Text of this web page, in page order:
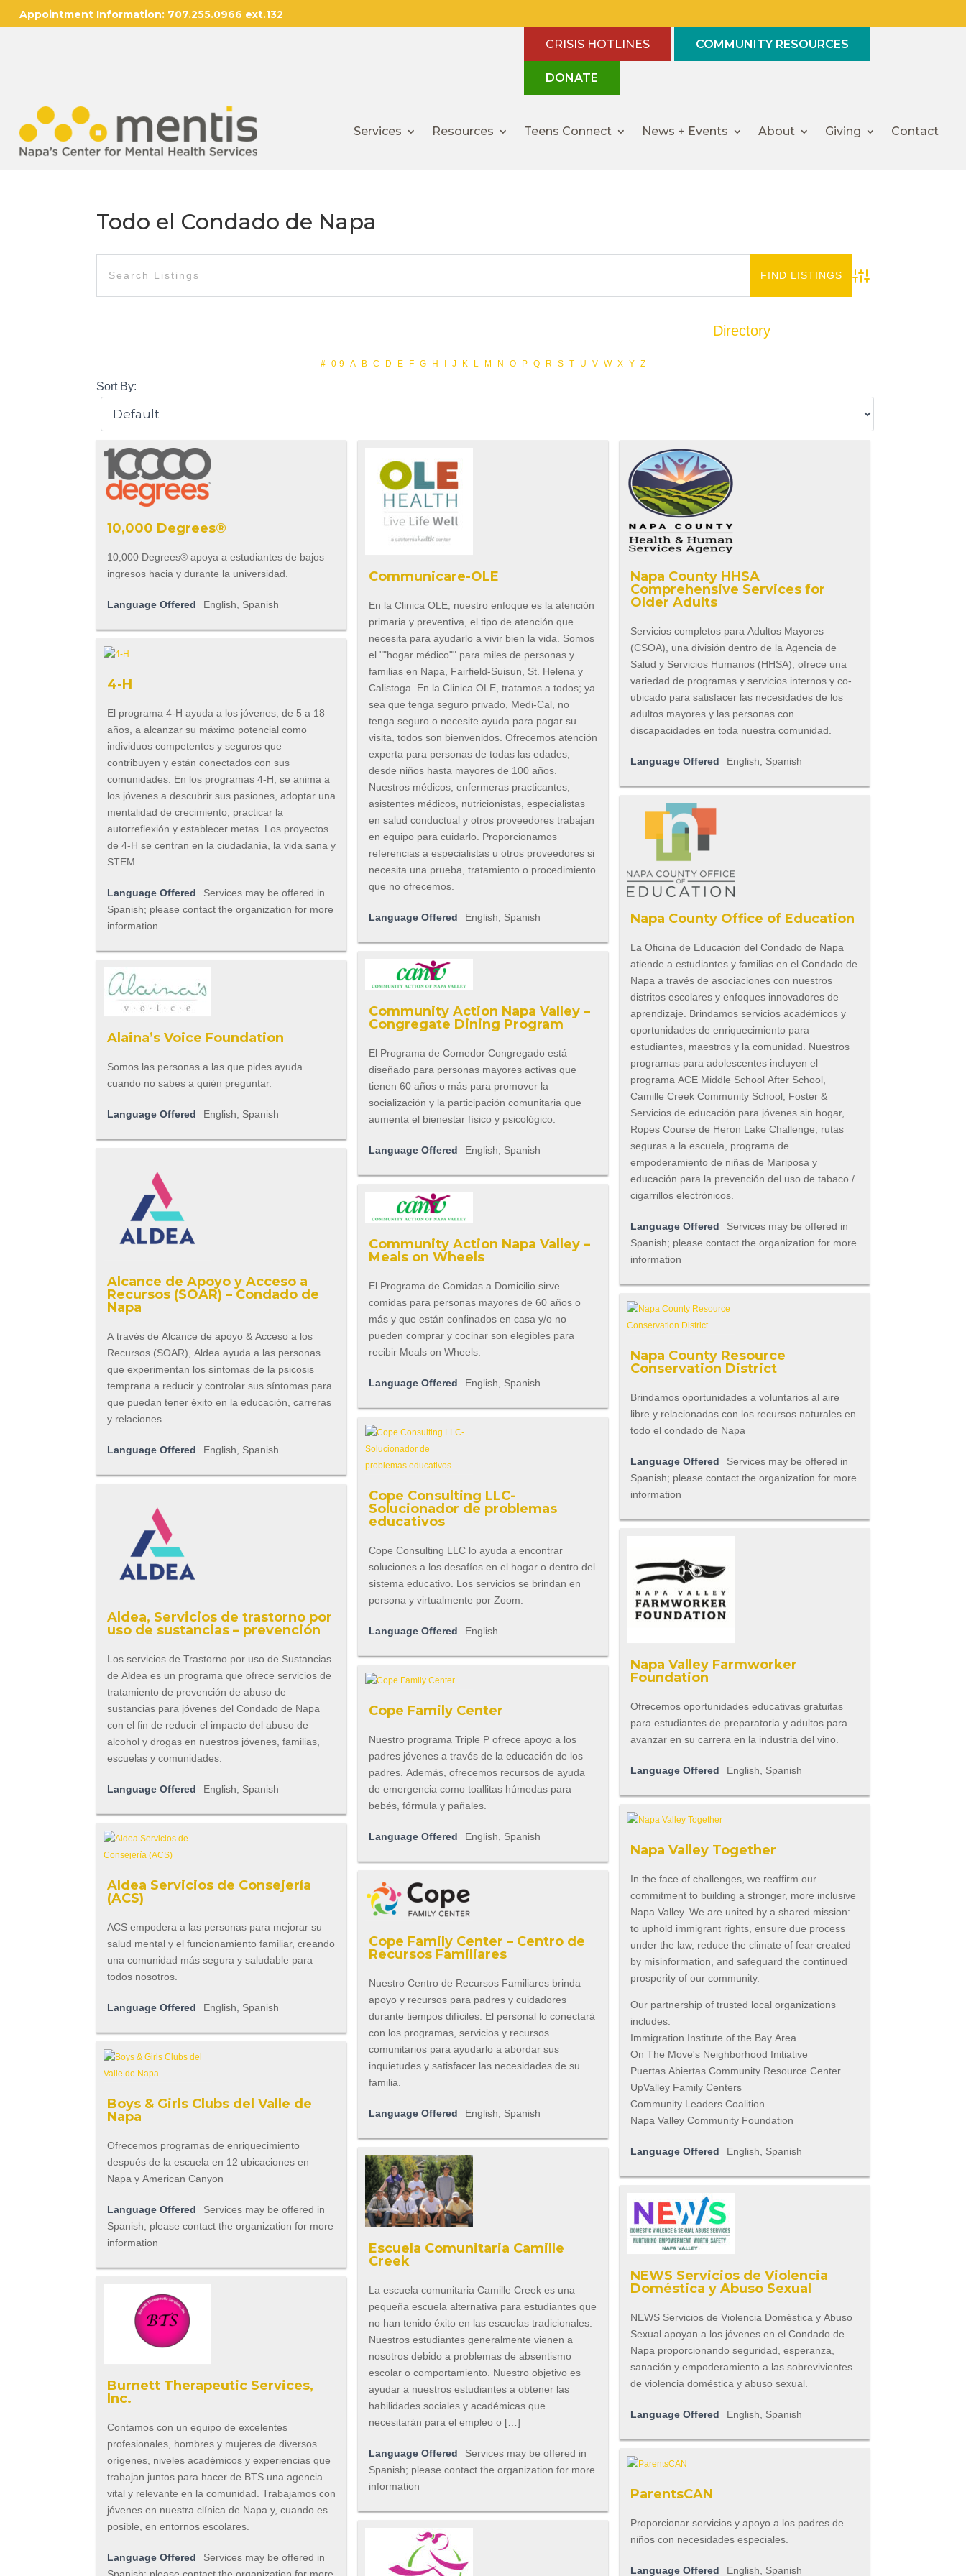
Appointment Information:707.255.0966 ext.132
CRISIS HOTLINES COMMUNITY RESOURCES
DONATE
Services Resources Teens Connect News + Events About Giving Contact
Todo el Condado de Napa
Advanced Search
Directory
# 0-9 A B C D E F G H J K L M N O P Q R S T U V W X Y Z
Sort By:
10,000 Degrees®
10,000 Degrees® apoya a estudiantes de bajos
ingresos hacia y durante la universidad.
Language Offered English, Spanish
4-H
El programa 4-H ayuda a los jóvenes, de 5 a 18
años, a alcanzar su máximo potencial como
individuos competentes y seguros que
contribuyen y están conectados con sus
comunidades. En los programas 4-H, se anima a
los jóvenes a descubrir sus pasiones, adoptar una
mentalidad de crecimiento, practicar la
autorreflexión y establecer metas. Los proyectos
de 4-H se centran en la ciudadanía, la vida sana y
STEM.
Language Offered
Services may be offered in
Spanish; please contact the organization for more
information
Alaina’s Voice Foundation
Somos las personas a las que pides ayuda
cuando no sabes a quién preguntar.
Language Offered English, Spanish
Alcance de Apoyo y Acceso a
Recursos (SOAR) – Condado de
Napa
A través de Alcance de apoyo & Acceso a los
Recursos (SOAR), Aldea ayuda a las personas
que experimentan los síntomas de la psicosis
temprana a reducir y controlar sus síntomas para
que puedan tener éxito en la educación, carreras
y relaciones.
Language Offered English, Spanish
Aldea, Servicios de trastorno por
uso de sustancias – prevención
Los servicios de Trastorno por uso de Sustancias
de Aldea es un programa que ofrece servicios de
tratamiento de prevención de abuso de
sustancias para jóvenes del Condado de Napa
con el fin de reducir el impacto del abuso de
alcohol y drogas en nuestros jóvenes, familias,
escuelas y comunidades.
Language Offered English, Spanish
Aldea Servicios de Consejería
(ACS)
ACS empodera a las personas para mejorar su
salud mental y el funcionamiento familiar, creando
una comunidad más segura y saludable para
todos nosotros.
Language Offered English, Spanish
Boys & Girls Clubs del Valle de
Napa
Ofrecemos programas de enriquecimiento
después de la escuela en 12 ubicaciones en
Napa y American Canyon
Language Offered
Services may be offered in
Spanish; please contact the organization for more
information
Burnett Therapeutic Services,
Inc.
Contamos con un equipo de excelentes
profesionales, hombres y mujeres de diversos
orígenes, niveles académicos y experiencias que
trabajan juntos para hacer de BTS una agencia
vital y relevante en la comunidad. Trabajamos con
jóvenes en nuestra clínica de Napa y, cuando es
posible, en entornos escolares.
Language Offered
Services may be offered in
Communicare-OLE
En la Clinica OLE, nuestro enfoque es la atención
primaria y preventiva, el tipo de atención que
necesita para ayudarlo a vivir bien la vida. Somos
el ""hogar médico"" para miles de personas y
familias en Napa, Fairfield-Suisun, St. Helena y
Calistoga. En la Clinica OLE, tratamos a todos; ya
sea que tenga seguro privado, Medi-Cal, no
tenga seguro o necesite ayuda para pagar su
visita, todos son bienvenidos. Ofrecemos atención
experta para personas de todas las edades,
desde niños hasta mayores de 100 años.
Nuestros médicos, enfermeras practicantes,
asistentes médicos, nutricionistas, especialistas
en salud conductual y otros proveedores trabajan
en equipo para cuidarlo. Proporcionamos
referencias a especialistas u otros proveedores si
necesita una prueba, tratamiento o procedimiento
que no ofrecemos.
Language Offered English, Spanish
Community Action Napa Valley –
Congregate Dining Program
El Programa de Comedor Congregado está
diseñado para personas mayores activas que
tienen 60 años o más para promover la
socialización y la participación comunitaria que
aumenta el bienestar físico y psicológico.
Language Offered English, Spanish
Community Action Napa Valley –
Meals on Wheels
El Programa de Comidas a Domicilio sirve
comidas para personas mayores de 60 años o
más y que están confinados en casa y/o no
pueden comprar y cocinar son elegibles para
recibir Meals on Wheels.
Language Offered English, Spanish
Cope Consulting LLC-
Solucionador de problemas
educativos
Cope Consulting LLC lo ayuda a encontrar
soluciones a los desafíos en el hogar o dentro del
sistema educativo. Los servicios se brindan en
persona y virtualmente por Zoom.
Language Offered English
Cope Family Center
Nuestro programa Triple P ofrece apoyo a los
padres jóvenes a través de la educación de los
padres. Además, ofrecemos recursos de ayuda
de emergencia como toallitas húmedas para
bebés, fórmula y pañales.
Language Offered English, Spanish
Cope Family Center – Centro de
Recursos Familiares
Nuestro Centro de Recursos Familiares brinda
apoyo y recursos para padres y cuidadores
durante tiempos difíciles. El personal lo conectará
con los programas, servicios y recursos
comunitarios para ayudarlo a abordar sus
inquietudes y satisfacer las necesidades de su
familia.
Language Offered English, Spanish
Escuela Comunitaria Camille
Creek
La escuela comunitaria Camille Creek es una
pequeña escuela alternativa para estudiantes que
no han tenido éxito en las escuelas tradicionales.
Nuestros estudiantes generalmente vienen a
nosotros debido a problemas de absentismo
escolar o comportamiento. Nuestro objetivo es
ayudar a nuestros estudiantes a obtener las
habilidades sociales y académicas que
necesitarán para el empleo o […]
Language Offered
Services may be offered in
Spanish; please contact the organization for more
information
Napa County HHSA
Comprehensive Services for
Older Adults
Servicios completos para Adultos Mayores
(CSOA), una división dentro de la Agencia de
Salud y Servicios Humanos (HHSA), ofrece una
variedad de programas y servicios internos y co-
ubicado para satisfacer las necesidades de los
adultos mayores y las personas con
discapacidades en toda nuestra comunidad.
Language Offered English, Spanish
Napa County Office of Education
La Oficina de Educación del Condado de Napa
atiende a estudiantes y familias en el Condado de
Napa a través de asociaciones con nuestros
distritos escolares y enfoques innovadores de
aprendizaje. Brindamos servicios académicos y
oportunidades de enriquecimiento para
estudiantes, maestros y la comunidad. Nuestros
programas para adolescentes incluyen el
programa ACE Middle School After School,
Camille Creek Community School, Foster &
Servicios de educación para jóvenes sin hogar,
Ropes Course de Heron Lake Challenge, rutas
seguras a la escuela, programa de
empoderamiento de niñas de Mariposa y
educación para la prevención del uso de tabaco /
cigarrillos electrónicos.
Language Offered
Services may be offered in
Spanish; please contact the organization for more
information
Napa County Resource
Conservation District
Brindamos oportunidades a voluntarios al aire
libre y relacionadas con los recursos naturales en
todo el condado de Napa
Language Offered
Services may be offered in
Spanish; please contact the organization for more
information
Napa Valley Farmworker
Foundation
Ofrecemos oportunidades educativas gratuitas
para estudiantes de preparatoria y adultos para
avanzar en su carrera en la industria del vino.
Language Offered English, Spanish
Napa Valley Together
In the face of challenges, we reaffirm our
commitment to building a stronger, more inclusive
Napa Valley. We are united by a shared mission:
to uphold immigrant rights, ensure due process
under the law, reduce the climate of fear created
by misinformation, and safeguard the continued
prosperity of our community.
Our partnership of trusted local organizations
includes:
Immigration Institute of the Bay Area
On The Move's Neighborhood Initiative
Puertas Abiertas Community Resource Center
UpValley Family Centers
Community Leaders Coalition
Napa Valley Community Foundation
Language Offered English, Spanish
NEWS Servicios de Violencia
Doméstica y Abuso Sexual
NEWS Servicios de Violencia Doméstica y Abuso
Sexual apoyan a los jóvenes en el Condado de
Napa proporcionando seguridad, esperanza,
sanación y empoderamiento a las sobrevivientes
de violencia doméstica y abuso sexual.
Language Offered English, Spanish
ParentsCAN
Proporcionar servicios y apoyo a los padres de
niños con necesidades especiales.
Language Offered English, Spanish